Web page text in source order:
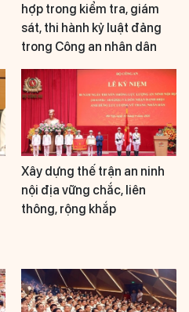
hợp trong kiểm tra, giám
sát, thi hành kỷ luật đảng
trong Công an nhân dân
Xây dựng thế trận an ninh
nội địa vững chắc, liên
thông, rộng khắp